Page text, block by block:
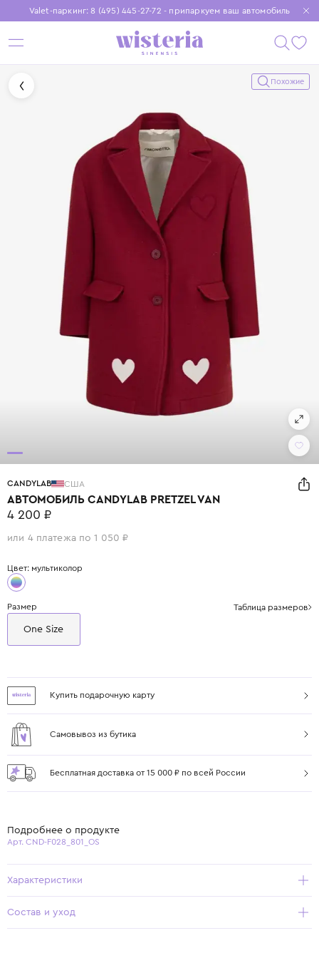
Valet-паркинг: 8 (495) 445-27-72 - припаркуем ваш автомобиль
Бесплатная доставка при заказе от 15 000 ₽
Установите приложение, чтобы покупки были еще удобнее
Похожие
CANDYLAB США
АВТОМОБИЛЬ CANDYLAB PRETZEL VAN
4 200 ₽
или 4 платежа по 1 050 ₽
Цвет: мультиколор
Размер Таблица размеров
One Size
Купить подарочную карту
Самовывоз из бутика
Бесплатная доставка от 15 000 ₽ по всей России
Подробнее о продукте
Арт. CND-F028_801_OS
Характеристики
Состав и уход